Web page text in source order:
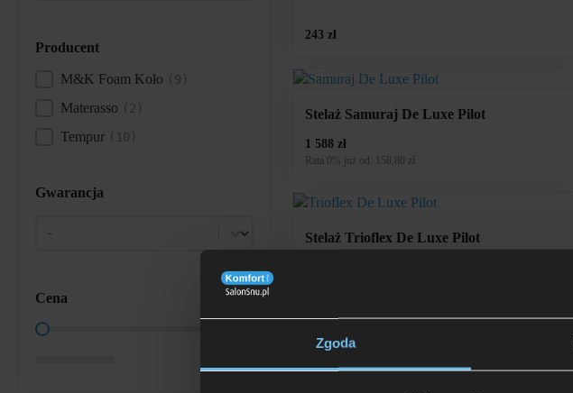
Zgoda
Producent
Producent
M&K Foam Koło (9)
Materasso (2)
Tempur (10)
Gwarancja
Cena
Cena
243 zł
Stelaż Samuraj De Luxe Pilot
1 588 zł
Rata 0% już od: 158,80 zł
Stelaż Trioflex De Luxe Pilot